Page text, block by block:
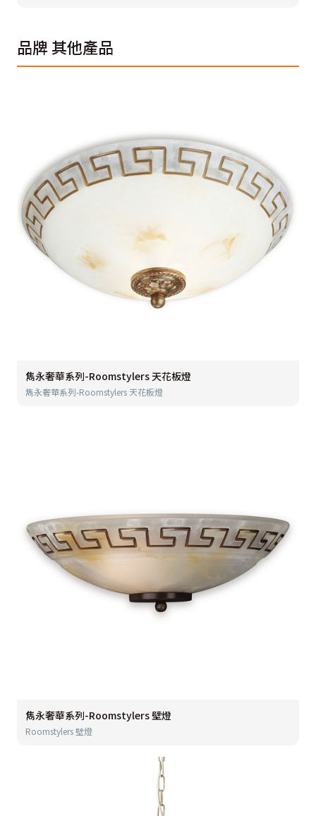
品牌其他產品
雋永奢華系列-Roomstylers 天花板燈
雋永奢華系列-Roomstylers 天花板燈
雋永奢華系列-Roomstylers 壁燈
Roomstylers 壁燈